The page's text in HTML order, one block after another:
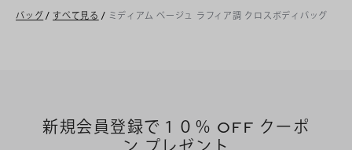
バッグ / すべて見る / ミディアム ベージュ ラフィア調 クロスボディバッグ
新規会員登録で１０％ OFF クーポ